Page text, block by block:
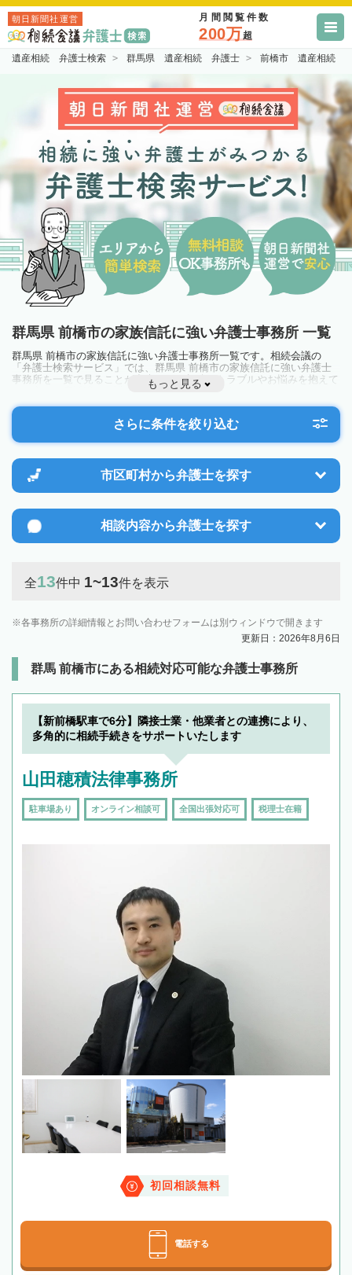
朝日新聞社運営 月間閲覧件数
200万超
遺産相続 弁護士検索 群馬県 遺産相続 弁護士 前橋市 遺産相続
群馬県 前橋市の家族信託に強い弁護士事務所 一覧
群馬県 前橋市の家族信託に強い弁護士事務所一覧です。相続会議の
「弁護士検索サービス」では、群馬県 前橋市の家族信託に強い弁護士
事務所を一覧で見ることが出来ます。相続のトラブルやお悩みを抱えて
いる方は一度近隣の弁護士に相談してみましょう。
もっと見る
さらに条件を絞り込む
市区町村から弁護士を探す
相談内容から弁護士を探す
全13件中 1~13件を表示
各事務所の詳細情報とお問い合わせフォームは別ウィンドウで開きます
更新日：2026年8月6日
群馬 前橋市にある相続対応可能な弁護士事務所
【新前橋駅車で6分】隣接士業・他業者との連携により、
多角的に相続手続きをサポートいたします
山田穂積法律事務所
駐車場あり オンライン相談可 全国出張対応可 税理士在籍
初回相談無料
電話する